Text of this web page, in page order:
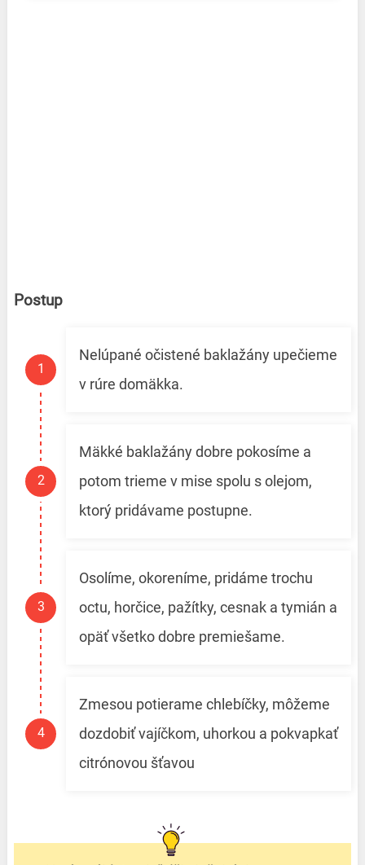
Postup
Nelúpané očistené baklažány upečieme
v rúre domäkka.
Mäkké baklažány dobre pokosíme a
potom trieme v mise spolu s olejom,
ktorý pridávame postupne.
Osolíme, okoreníme, pridáme trochu
octu, horčice, pažítky, cesnak a tymián a
opäť všetko dobre premiešame.
Zmesou potierame chlebíčky, môžeme
dozdobiť vajíčkom, uhorkou a pokvapkať
citrónovou šťavou